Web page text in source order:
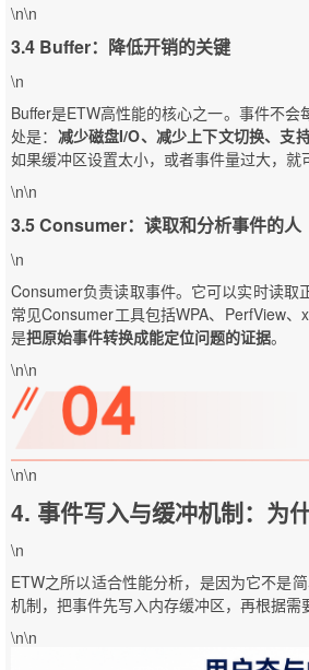
\n\n
3.4 Buffer：降低开销的关键
\n
Buffer是ETW高性能的核心之一。事件不
处是： 减少磁盘I/O、减少上下文切换、支
如果缓冲区设置太小，或者事件量过大，
\n\n
3.5 Consumer：读取和分析事件的人
\n
Consumer负责读取事件。它可以实时读取
常见Consumer工具包括WPA、PerfView
是把原始事件转换成能定位问题的证据。
\n\n
\n\n
4. 事件写入与缓冲机制：为
\n
ETW之所以适合性能分析，是因为它不是
机制，把事件先写入内存缓冲区，再根据
\n\n